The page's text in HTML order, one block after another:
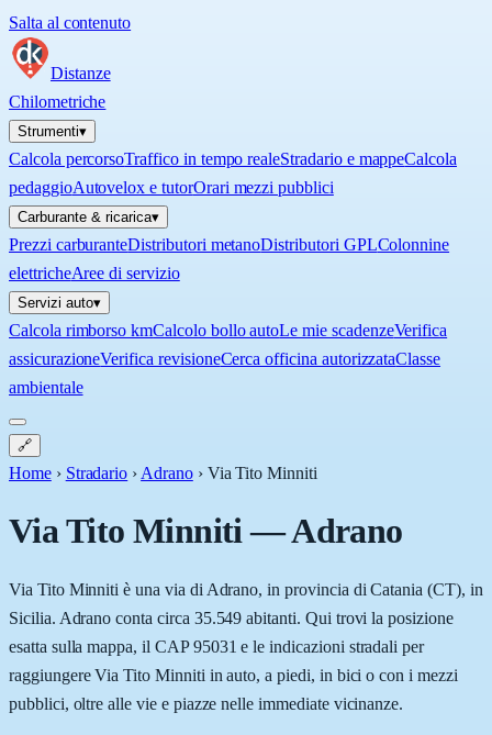
Salta al contenuto
Distanze
Chilometriche
Strumenti▾
Calcola percorsoTraffico in tempo realeStradario e mappeCalcola
pedaggioAutovelox e tutorOrari mezzi pubblici
Carburante & ricarica▾
Prezzi carburanteDistributori metanoDistributori GPLColonnine
elettricheAree di servizio
Servizi auto▾
Calcola rimborso kmCalcolo bollo autoLe mie scadenzeVerifica
assicurazioneVerifica revisioneCerca officina autorizzataClasse
ambientale
🔗
Home › Stradario › Adrano › Via Tito Minniti
Via Tito Minniti—Adrano
Via Tito Minniti è una via di Adrano, in provincia di Catania (CT), in
Sicilia. Adrano conta circa 35.549 abitanti. Qui trovi la posizione
esatta sulla mappa, il CAP 95031 e le indicazioni stradali per
raggiungere Via Tito Minniti in auto, a piedi, in bici o con i mezzi
pubblici, oltre alle vie e piazze nelle immediate vicinanze.